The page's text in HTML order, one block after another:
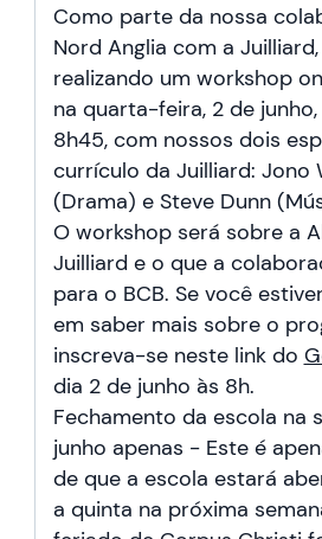
Como parte da nossa
Nord Anglia com a
realizando um workshop
na quarta-feira, 2 de
8h45, com nossos dois
currículo da Juilliard: Jono
(Drama) e Steve Dunn
O workshop será sobre a
Juilliard e o que a
para o BCB. Se você
em saber mais sobre o
inscreva-se neste link do
dia 2 de junho às 8h.
Fechamento da escola na
junho apenas - Este é
de que a escola estará
a quinta na próxima